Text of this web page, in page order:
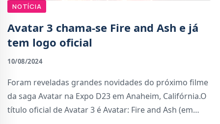
NOTÍCIA
Avatar 3 chama-se Fire and Ash e já
tem logo oficial
10/08/2024
Foram reveladas grandes novidades do próximo filme
da saga Avatar na Expo D23 em Anaheim, Califórnia.O
título oficial de Avatar 3 é Avatar: Fire and Ash (em